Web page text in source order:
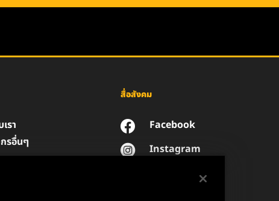
รา
รอื่นๆ
า
สื่อสังคม
Facebook
Instagram